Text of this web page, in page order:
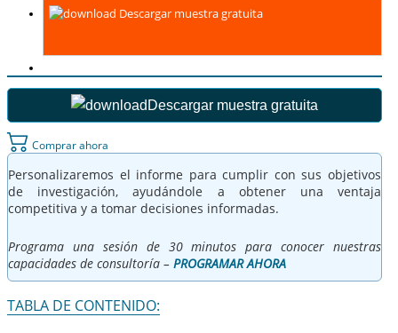
Descargar muestra gratuita
Descargar muestra gratuita
Comprar ahora
Personalizaremos el informe para cumplir con sus objetivos
de investigación, ayudándole a obtener una ventaja
competitiva y a tomar decisiones informadas.
Programa una sesión de 30 minutos para conocer nuestras
capacidades de consultoría – PROGRAMAR AHORA
TABLA DE CONTENIDO: